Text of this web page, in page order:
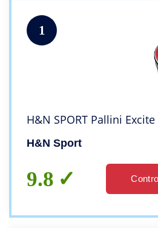
1
H&N SPORT Pallini
H&N Sport
9.8